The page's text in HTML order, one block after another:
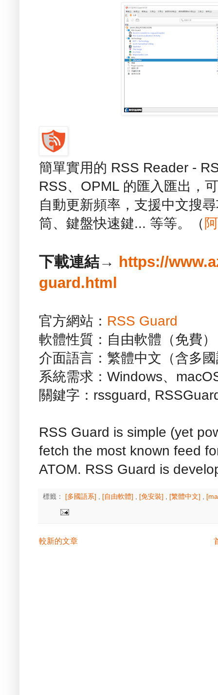
簡單實用的 RSS Reader -
RSS、OPML 的匯入匯出，
自動更新頻率，支援中文搜
筒、鍵盤快速鍵... 等等。（
下載連結→ https://
guard.html
官方網站： RSS Guard
軟體性質：自由軟體（免費）
介面語言：繁體中文（含多
系統需求：Windows、
關鍵字：rssguard,
RSS Guard is simple (yet
fetch the most known feed
ATOM. RSS Guard is
標籤： [多國語系] [自由軟體] [免安裝] [繁體中文]
較新的文章